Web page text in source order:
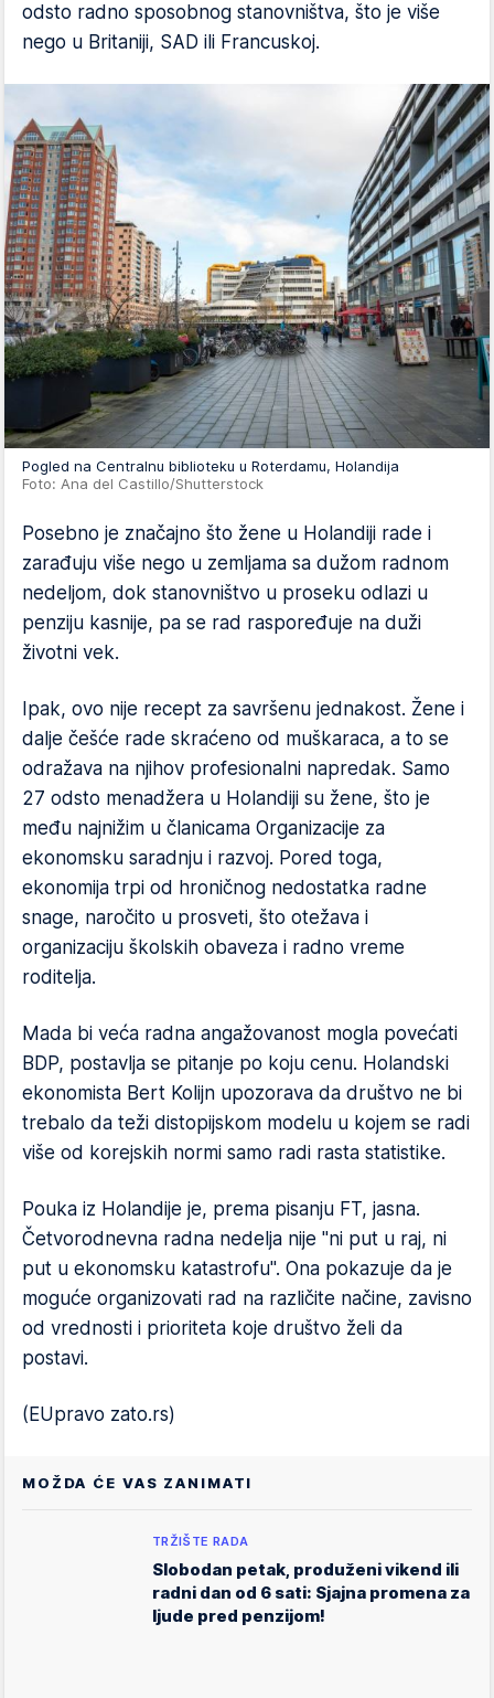
odsto radno sposobnog stanovništva, što je više
nego u Britaniji, SAD ili Francuskoj.
Pogled na Centralnu biblioteku u Roterdamu, Holandija
Foto: Ana del Castillo/Shutterstock
Posebno je značajno što žene u Holandiji rade i
zarađuju više nego u zemljama sa dužom radnom
nedeljom, dok stanovništvo u proseku odlazi u
penziju kasnije, pa se rad raspoređuje na duži
životni vek.
Ipak, ovo nije recept za savršenu jednakost. Žene i
dalje češće rade skraćeno od muškaraca, a to se
odražava na njihov profesionalni napredak. Samo
27 odsto menadžera u Holandiji su žene, što je
među najnižim u članicama Organizacije za
ekonomsku saradnju i razvoj. Pored toga,
ekonomija trpi od hroničnog nedostatka radne
snage, naročito u prosveti, što otežava i
organizaciju školskih obaveza i radno vreme
roditelja.
Mada bi veća radna angažovanost mogla povećati
BDP, postavlja se pitanje po koju cenu. Holandski
ekonomista Bert Kolijn upozorava da društvo ne bi
trebalo da teži distopijskom modelu u kojem se radi
više od korejskih normi samo radi rasta statistike.
Pouka iz Holandije je, prema pisanju FT, jasna.
Četvorodnevna radna nedelja nije "ni put u raj, ni
put u ekonomsku katastrofu". Ona pokazuje da je
moguće organizovati rad na različite načine, zavisno
od vrednosti i prioriteta koje društvo želi da
postavi.
(EUpravo zato.rs)
MOŽDA ĆE VAS ZANIMATI
TRŽIŠTE RADA
Slobodan petak, produženi vikend ili
radni dan od 6 sati: Sjajna promena za
ljude pred penzijom!